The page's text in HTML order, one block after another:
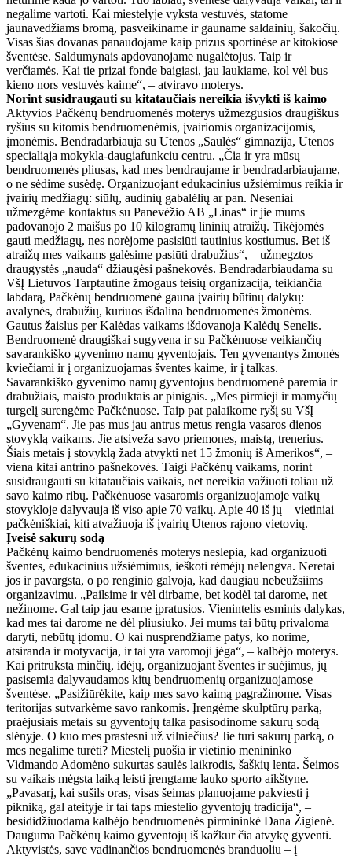
negalime vartoti. Kai miestelyje vyksta vestuvės, statome
jaunavedžiams bromą, pasveikiname ir gauname saldainių, šakočių.
Visas šias dovanas panaudojame kaip prizus sportinėse ar kitokiose
šventėse. Saldumynais apdovanojame nugalėtojus. Taip ir
verčiamės. Kai tie prizai fonde baigiasi, jau laukiame, kol vėl bus
kieno nors vestuvės kaime“, – atviravo moterys.
Norint susidraugauti su kitataučiais nereikia išvykti iš kaimo
Aktyvios Pačkėnų bendruomenės moterys užmezgusios draugiškus
ryšius su kitomis bendruomenėmis, įvairiomis organizacijomis,
įmonėmis. Bendradarbiauja su Utenos „Saulės“ gimnazija, Utenos
specialiąja mokykla-daugiafunkciu centru. „Čia ir yra mūsų
bendruomenės pliusas, kad mes bendraujame ir bendradarbiaujame,
o ne sėdime susėdę. Organizuojant edukacinius užsiėmimus reikia ir
įvairių medžiagų: siūlų, audinių gabalėlių ar pan. Neseniai
užmezgėme kontaktus su Panevėžio AB „Linas“ ir jie mums
padovanojo 2 maišus po 10 kilogramų lininių atraižų. Tikėjomės
gauti medžiagų, nes norėjome pasisiūti tautinius kostiumus. Bet iš
atraižų mes vaikams galėsime pasiūti drabužius“, – užmegztos
draugystės „nauda“ džiaugėsi pašnekovės. Bendradarbiaudama su
VšĮ Lietuvos Tarptautine žmogaus teisių organizacija, teikiančia
labdarą, Pačkėnų bendruomenė gauna įvairių būtinų dalykų:
avalynės, drabužių, kuriuos išdalina bendruomenės žmonėms.
Gautus žaislus per Kalėdas vaikams išdovanoja Kalėdų Senelis.
Bendruomenė draugiškai sugyvena ir su Pačkėnuose veikiančių
savarankiško gyvenimo namų gyventojais. Ten gyvenantys žmonės
kviečiami ir į organizuojamas šventes kaime, ir į talkas.
Savarankiško gyvenimo namų gyventojus bendruomenė paremia ir
drabužiais, maisto produktais ar pinigais. „Mes pirmieji ir mamyčių
turgelį surengėme Pačkėnuose. Taip pat palaikome ryšį su VšĮ
„Gyvenam“. Jie pas mus jau antrus metus rengia vasaros dienos
stovyklą vaikams. Jie atsiveža savo priemones, maistą, trenerius.
Šiais metais į stovyklą žada atvykti net 15 žmonių iš Amerikos“, –
viena kitai antrino pašnekovės. Taigi Pačkėnų vaikams, norint
susidraugauti su kitataučiais vaikais, net nereikia važiuoti toliau už
savo kaimo ribų. Pačkėnuose vasaromis organizuojamoje vaikų
stovykloje dalyvauja iš viso apie 70 vaikų. Apie 40 iš jų – vietiniai
pačkėniškiai, kiti atvažiuoja iš įvairių Utenos rajono vietovių.
Įveisė sakurų sodą
Pačkėnų kaimo bendruomenės moterys neslepia, kad organizuoti
šventes, edukacinius užsiėmimus, ieškoti rėmėjų nelengva. Neretai
jos ir pavargsta, o po renginio galvoja, kad daugiau nebeužsiims
organizavimu. „Pailsime ir vėl dirbame, bet kodėl tai darome, net
nežinome. Gal taip jau esame įpratusios. Vienintelis esminis dalykas,
kad mes tai darome ne dėl pliusiuko. Jei mums tai būtų privaloma
daryti, nebūtų įdomu. O kai nusprendžiame patys, ko norime,
atsiranda ir motyvacija, ir tai yra varomoji jėga“, – kalbėjo moterys.
Kai pritrūksta minčių, idėjų, organizuojant šventes ir suėjimus, jų
pasisemia dalyvaudamos kitų bendruomenių organizuojamose
šventėse. „Pasižiūrėkite, kaip mes savo kaimą pagražinome. Visas
teritorijas sutvarkėme savo rankomis. Įrengėme skulptūrų parką,
praėjusiais metais su gyventojų talka pasisodinome sakurų sodą
slėnyje. O kuo mes prastesni už vilniečius? Jie turi sakurų parką, o
mes negalime turėti? Miestelį puošia ir vietinio menininko
Vidmando Adomėno sukurtas saulės laikrodis, šaškių lenta. Šeimos
su vaikais mėgsta laiką leisti įrengtame lauko sporto aikštyne.
„Pavasarį, kai sušils oras, visas šeimas planuojame pakviesti į
pikniką, gal ateityje ir tai taps miestelio gyventojų tradicija“, –
besididžiuodama kalbėjo bendruomenės pirmininkė Dana Žigienė.
Dauguma Pačkėnų kaimo gyventojų iš kažkur čia atvykę gyventi.
Aktyvistės, save vadinančios bendruomenės branduoliu – į